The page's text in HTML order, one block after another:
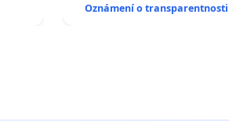
Oznámení o transparentnosti